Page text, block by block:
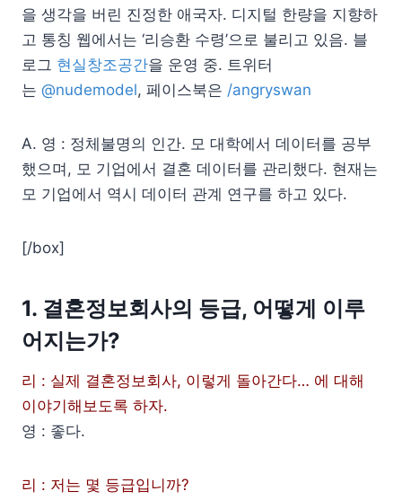
을 생각을 버린 진정한 애국자. 디지털 한량을 지향하
고 통칭 웹에서는 ‘리승환 수령’으로 불리고 있음. 블
로그 현실창조공간을 운영 중. 트위터
는 @nudemodel, 페이스북은 /angryswan
A. 영 : 정체불명의 인간. 모 대학에서 데이터를 공부
했으며, 모 기업에서 결혼 데이터를 관리했다. 현재는
모 기업에서 역시 데이터 관계 연구를 하고 있다.
[/box]
1. 결혼정보회사의 등급, 어떻게 이루
어지는가?
리 : 실제 결혼정보회사, 이렇게 돌아간다… 에 대해
이야기해보도록 하자.
영 : 좋다.
리 : 저는 몇 등급입니까?